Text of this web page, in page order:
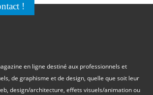
!
en ligne destiné aux professionnels et
de graphisme et de design, quelle que soit leur
design/architecture, effets visuels/animation ou